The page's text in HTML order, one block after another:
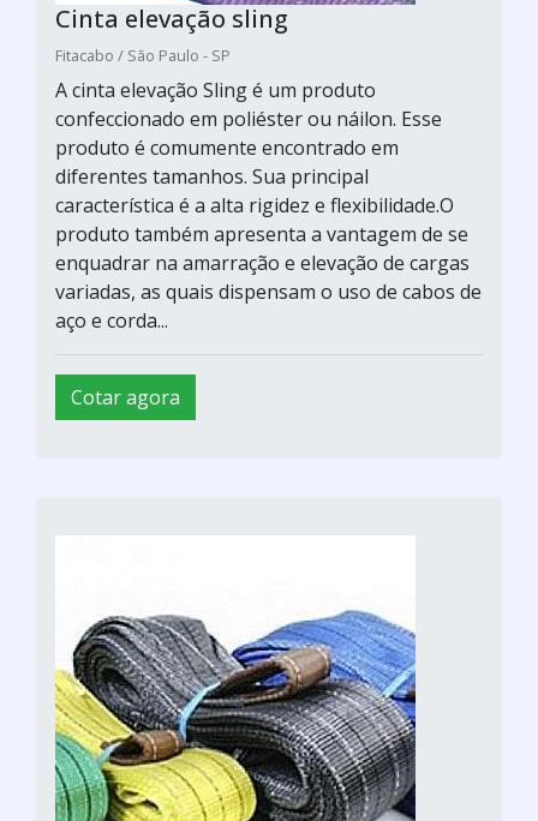
Cinta elevação sling
Fitacabo / São Paulo - SP
A cinta elevação Sling é um produto
confeccionado em poliéster ou náilon. Esse
produto é comumente encontrado em
diferentes tamanhos. Sua principal
característica é a alta rigidez e flexibilidade.O
produto também apresenta a vantagem de se
enquadrar na amarração e elevação de cargas
variadas, as quais dispensam o uso de cabos de
aço e corda...
Cotar agora